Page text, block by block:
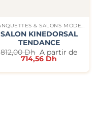
BANQUETTES & SALONS MODERNES
SALON KINEDORSAL
TENDANCE
812,00Dh A partir de
714,56 Dh